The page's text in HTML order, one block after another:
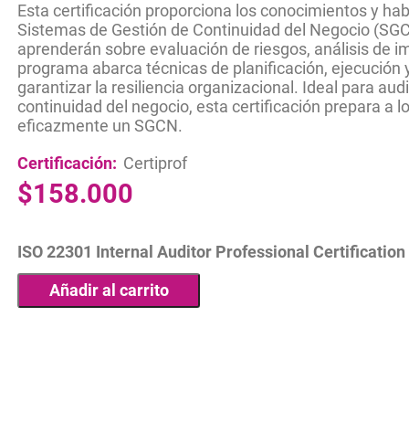
Esta certificación proporciona los conocimientos y
Sistemas de Gestión de Continuidad del Negocio
aprenderán sobre evaluación de riesgos, análisis de
programa abarca técnicas de planificación,
garantizar la resiliencia organizacional. Ideal para
continuidad del negocio, esta certificación prepara a
eficazmente un SGCN.
Certificación: Certiprof
$158.000
ISO 22301 Internal Auditor Professional Certification
Añadir al carrito